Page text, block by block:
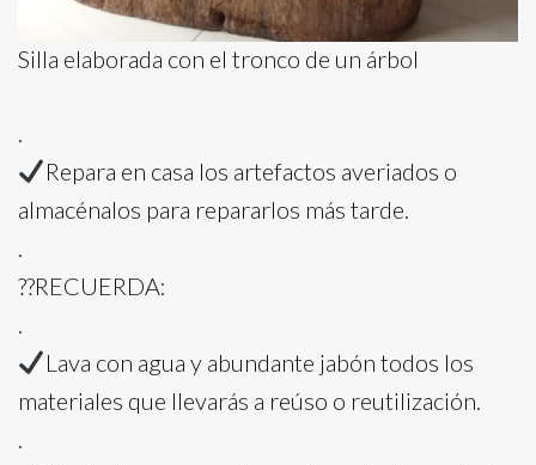
Silla elaborada con el tronco de un árbol
.
Repara en casa los artefactos averiados o
almacénalos para repararlos más tarde.
.
?‍?RECUERDA:
.
Lava con agua y abundante jabón todos los
materiales que llevarás a reúso o reutilización.
.